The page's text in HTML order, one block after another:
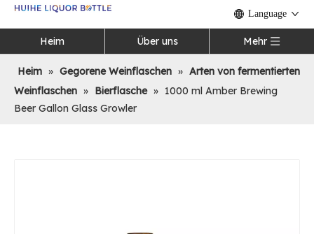
Language
Heim Über uns Mehr
Heim » Gegorene Weinflaschen » Arten von fermentierten
Weinflaschen » Bierflasche » 1000 ml Amber Brewing
Beer Gallon Glass Growler